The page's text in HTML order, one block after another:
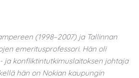
(1998–2007) ja Tallinnan
emeritusprofessori. Hän oli
ja konfliktintutkimuslaitoksen johtaja
hän on Nokian kaupungin